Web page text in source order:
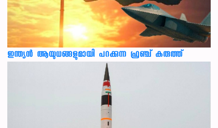
ഇന്ത്യൻ ആയുധങ്ങളുമായി പറക്കുന്ന ഫ്രഞ്ച് കരുത്ത്